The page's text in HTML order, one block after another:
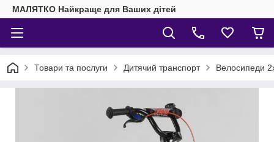
МАЛЯТКО Найкраще для Ваших дітей
Товари та послуги Дитячий транспорт Велосипеди